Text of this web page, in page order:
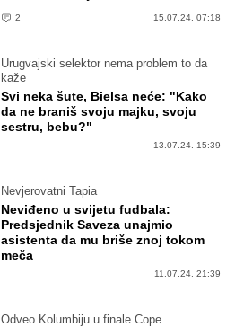
2 15.07.24. 07:18
Urugvajski selektor nema problem to da
kaže
Svi neka šute, Bielsa neće: "Kako
da ne braniš svoju majku, svoju
sestru, bebu?"
13.07.24. 15:39
Nevjerovatni Tapia
Neviđeno u svijetu fudbala:
Predsjednik Saveza unajmio
asistenta da mu briše znoj tokom
meča
11.07.24. 21:39
Odveo Kolumbiju u finale Cope